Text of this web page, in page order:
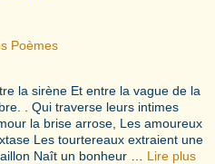
Poèmes
la sirène Et entre la vague de la
. Qui traverse leurs intimes
la brise arrose, Les amoureux
Les tourtereaux extraient une
Naît un bonheur … Lire plus